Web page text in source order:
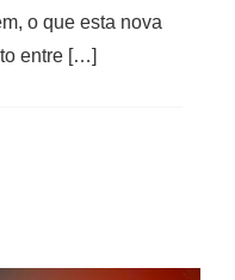
o que esta nova
entre […]